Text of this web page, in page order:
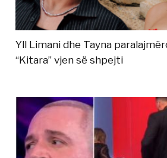
Yll Limani dhe Tayna
“Kitara” vjen së shpejti